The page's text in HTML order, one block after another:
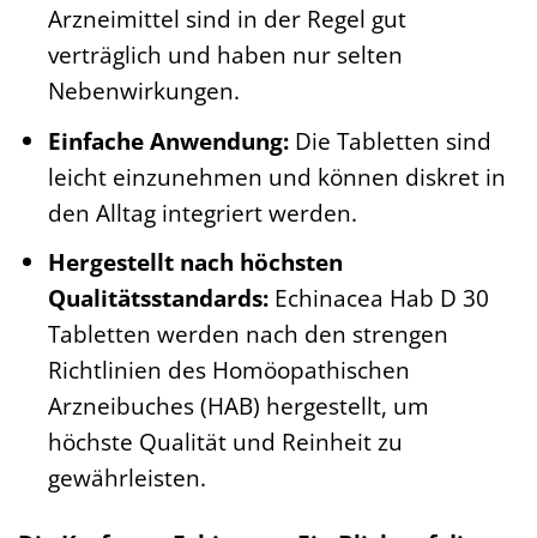
Arzneimittel sind in der Regel gut
verträglich und haben nur selten
Nebenwirkungen.
Einfache Anwendung:Die Tabletten sind
leicht einzunehmen und können diskret in
den Alltag integriert werden.
Hergestellt nach höchsten
Qualitätsstandards:Echinacea Hab D 30
Tabletten werden nach den strengen
Richtlinien des Homöopathischen
Arzneibuches (HAB) hergestellt, um
höchste Qualität und Reinheit zu
gewährleisten.